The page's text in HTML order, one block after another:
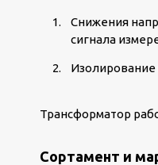
Снижения
сигнала
Трансформатор
Сортамент и